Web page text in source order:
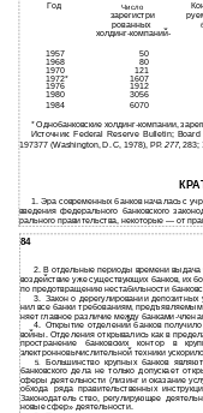
Год
Число
зарегистри­
рованных
холдинг-компаний-
1957
50
1968
80
1970
121
1972*
1607
1976
1912
1980
3056
1984
6070
* Однобанковские холдинг-компании,
Источник: Federal Reserve Bulletin;
197377 (Washington, D. C, 1978), PP. 277,283;
1. Эра современных банков началась с
введения федерального банковского
рального правительства, некоторые — от
84
2. В отдельные периоды времени
воздействие уже существующих банков, их
по предотвращению нестабильности
3. Закон о дерегулировании
нил все банки требованиям,
няет главное различие между банками-
4. Открытие отделений банков
войны. Отделения открывались как в
пространение банковских контор в
электронновычислительной техники
5. Большинство крупных банков
банковского дела не только допускает
сферы деятельности (лизинг и оказание
обхода ряда правительственных
Законодатель­ ство, регулирующее
новые сфер» деятельности.